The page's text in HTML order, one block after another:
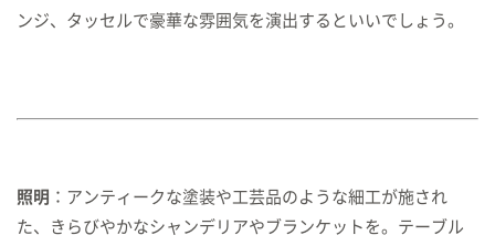
ンジ、タッセルで豪華な雰囲気を演出するといいでしょう。
照明 ：アンティークな塗装や工芸品のような細工が施され
た、きらびやかなシャンデリアやブランケットを。テーブル